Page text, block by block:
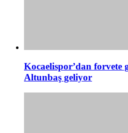
Kocaelispor’dan forvete
Altunbaş geliyor